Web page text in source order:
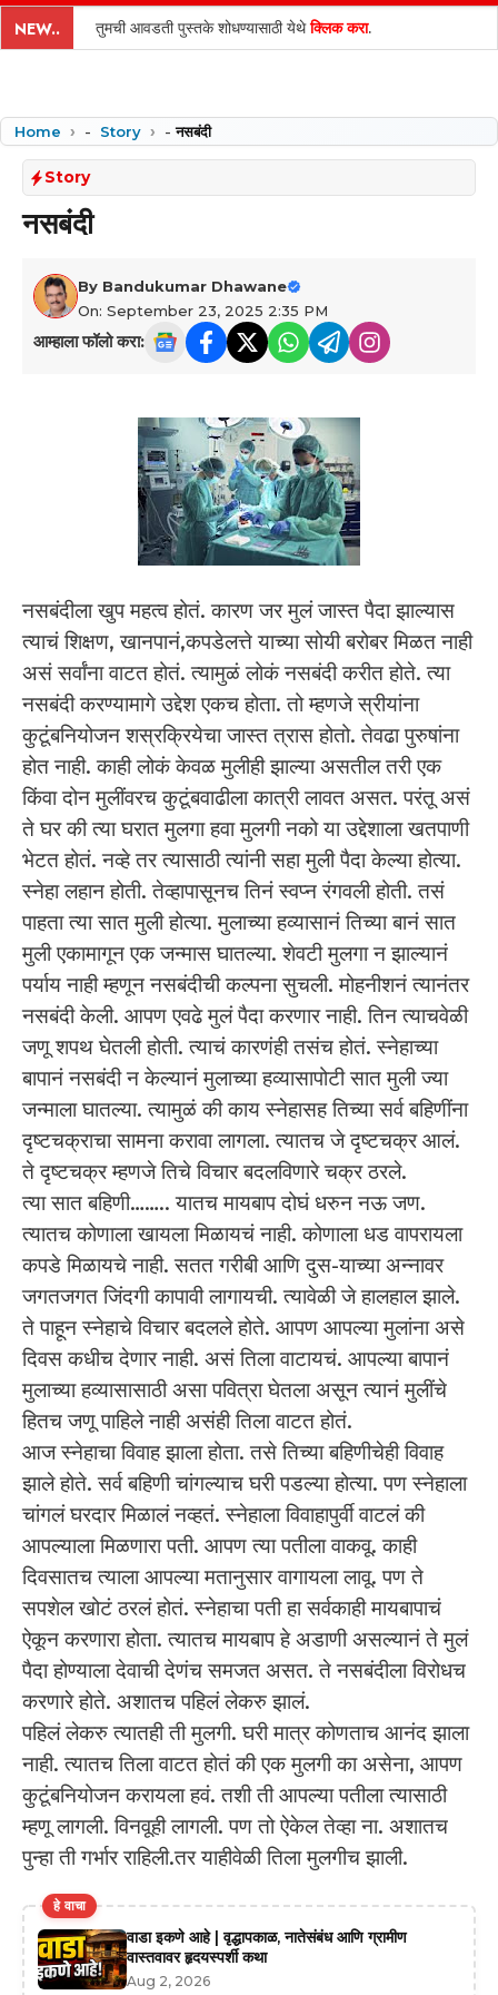
content
NEW.. तुमची आवडती पुस्तके शोधण्यासाठी येथेक्लिक करा.
Home - Story -नसबंदी
Story
नसबंदी
By Bandukumar Dhawane
On: September 23, 2025 2:35 PM
आम्हाला फॉलो करा:
नसबंदीला खुप महत्व होतं. कारण जर मुलं जास्त पैदा झाल्यास
त्याचं शिक्षण, खानपानं,कपडेलत्ते याच्या सोयी बरोबर मिळत नाही
असं सर्वांना वाटत होतं. त्यामुळं लोकं नसबंदी करीत होते. त्या
नसबंदी करण्यामागे उद्देश एकच होता. तो म्हणजे स्रीयांना
कुटूंबनियोजन शस्रक्रियेचा जास्त त्रास होतो. तेवढा पुरुषांना
होत नाही. काही लोकं केवळ मुलीही झाल्या असतील तरी एक
किंवा दोन मुलींवरच कुटूंबवाढीला कात्री लावत असत. परंतू असं
ते घर की त्या घरात मुलगा हवा मुलगी नको या उद्देशाला खतपाणी
भेटत होतं. नव्हे तर त्यासाठी त्यांनी सहा मुली पैदा केल्या होत्या.
स्नेहा लहान होती. तेव्हापासूनच तिनं स्वप्न रंगवली होती. तसं
पाहता त्या सात मुली होत्या. मुलाच्या हव्यासानं तिच्या बानं सात
मुली एकामागून एक जन्मास घातल्या. शेवटी मुलगा न झाल्यानं
पर्याय नाही म्हणून नसबंदीची कल्पना सुचली. मोहनीशनं त्यानंतर
नसबंदी केली. आपण एवढे मुलं पैदा करणार नाही. तिन त्याचवेळी
जणू शपथ घेतली होती. त्याचं कारणंही तसंच होतं. स्नेहाच्या
बापानं नसबंदी न केल्यानं मुलाच्या हव्यासापोटी सात मुली ज्या
जन्माला घातल्या. त्यामुळं की काय स्नेहासह तिच्या सर्व बहिणींना
दृष्टचक्राचा सामना करावा लागला. त्यातच जे दृष्टचक्र आलं.
ते दृष्टचक्र म्हणजे तिचे विचार बदलविणारे चक्र ठरले.
त्या सात बहिणी…….. यातच मायबाप दोघं धरुन नऊ जण.
त्यातच कोणाला खायला मिळायचं नाही. कोणाला धड वापरायला
कपडे मिळायचे नाही. सतत गरीबी आणि दुस-याच्या अन्नावर
जगतजगत जिंदगी कापावी लागायची. त्यावेळी जे हालहाल झाले.
ते पाहून स्नेहाचे विचार बदलले होते. आपण आपल्या मुलांना असे
दिवस कधीच देणार नाही. असं तिला वाटायचं. आपल्या बापानं
मुलाच्या हव्यासासाठी असा पवित्रा घेतला असून त्यानं मुलींचे
हितच जणू पाहिले नाही असंही तिला वाटत होतं.
आज स्नेहाचा विवाह झाला होता. तसे तिच्या बहिणीचेही विवाह
झाले होते. सर्व बहिणी चांगल्याच घरी पडल्या होत्या. पण स्नेहाला
चांगलं घरदार मिळालं नव्हतं. स्नेहाला विवाहापुर्वी वाटलं की
आपल्याला मिळणारा पती. आपण त्या पतीला वाकवू. काही
दिवसातच त्याला आपल्या मतानुसार वागायला लावू. पण ते
सपशेल खोटं ठरलं होतं. स्नेहाचा पती हा सर्वकाही मायबापाचं
ऐकून करणारा होता. त्यातच मायबाप हे अडाणी असल्यानं ते मुलं
पैदा होण्याला देवाची देणंच समजत असत. ते नसबंदीला विरोधच
करणारे होते. अशातच पहिलं लेकरु झालं.
पहिलं लेकरु त्यातही ती मुलगी. घरी मात्र कोणताच आनंद झाला
नाही. त्यातच तिला वाटत होतं की एक मुलगी का असेना, आपण
कुटूंबनियोजन करायला हवं. तशी ती आपल्या पतीला त्यासाठी
म्हणू लागली. विनवूही लागली. पण तो ऐकेल तेव्हा ना. अशातच
पुन्हा ती गर्भार राहिली.तर याहीवेळी तिला मुलगीच झाली.
हे वाचा
वाडा इकणे आहे | वृद्धापकाळ, नातेसंबंध आणि ग्रामीण
वास्तवावर हृदयस्पर्शी कथा
Aug 2, 2026